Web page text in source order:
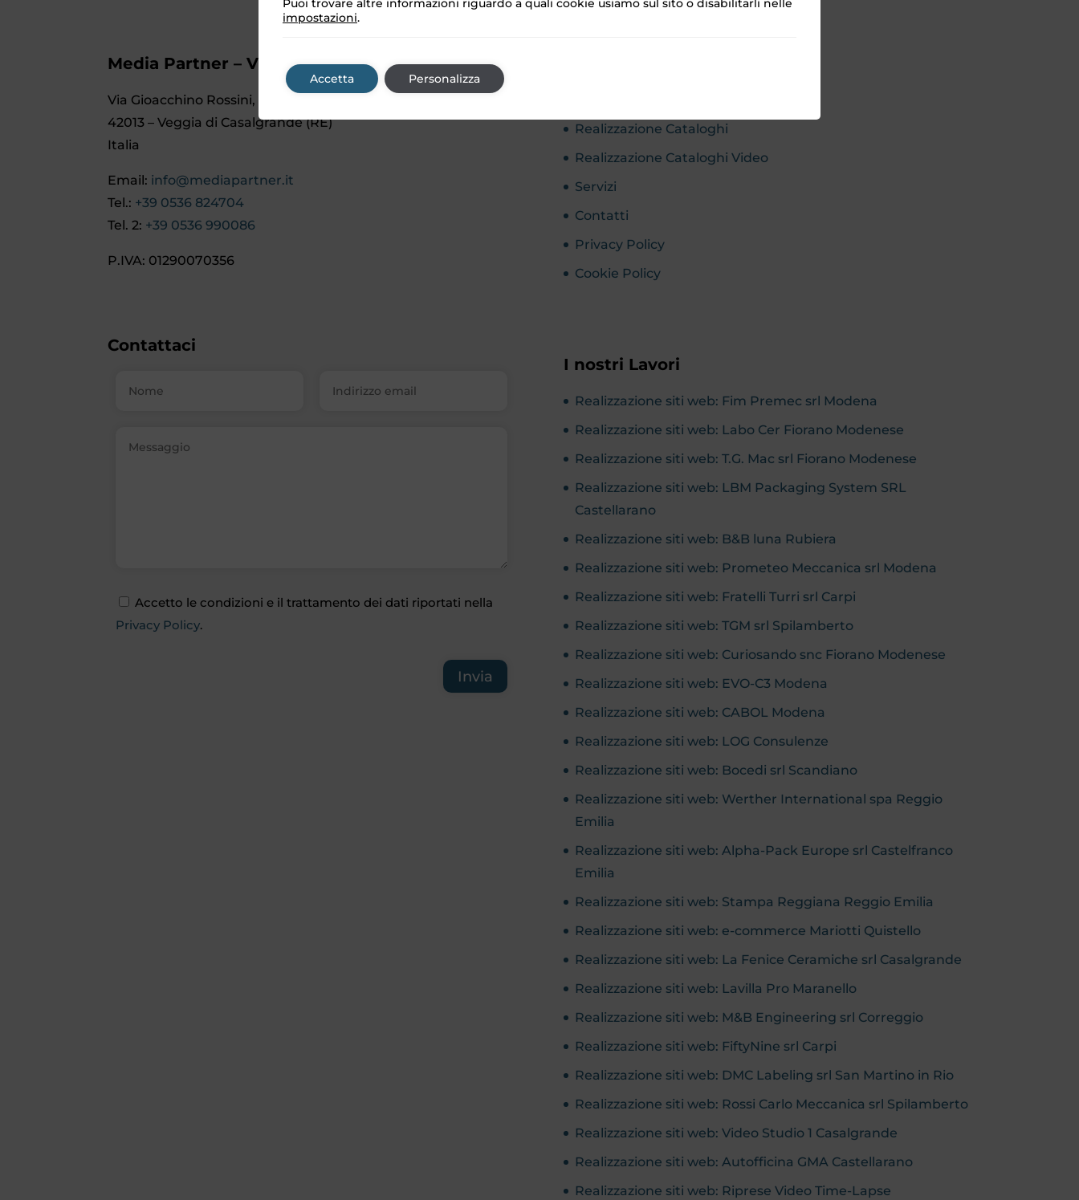
Media Partner – Video Studio 1
Via Gioacchino Rossini, 2
42013 – Veggia di Casalgrande (RE)
Italia
Email: info@mediapartner.it
Tel.: +39 0536 824704
Tel. 2: +39 0536 990086
P.IVA: 01290070356
Contattaci
Accetto le condizioni e il trattamento dei dati riportati nella
Privacy Policy.
Invia
Realizzazione Cataloghi
Realizzazione Cataloghi Video
Servizi
Contatti
Privacy Policy
Cookie Policy
I nostri Lavori
Realizzazione siti web: Fim Premec srl Modena
Realizzazione siti web: Labo Cer Fiorano Modenese
Realizzazione siti web: T.G. Mac srl Fiorano Modenese
Realizzazione siti web: LBM Packaging System SRL
Castellarano
Realizzazione siti web: B&B luna Rubiera
Realizzazione siti web: Prometeo Meccanica srl Modena
Realizzazione siti web: Fratelli Turri srl Carpi
Realizzazione siti web: TGM srl Spilamberto
Realizzazione siti web: Curiosando snc Fiorano Modenese
Realizzazione siti web: EVO-C3 Modena
Realizzazione siti web: CABOL Modena
Realizzazione siti web: LOG Consulenze
Realizzazione siti web: Bocedi srl Scandiano
Realizzazione siti web: Werther International spa Reggio
Emilia
Realizzazione siti web: Alpha-Pack Europe srl Castelfranco
Emilia
Realizzazione siti web: Stampa Reggiana Reggio Emilia
Realizzazione siti web: e-commerce Mariotti Quistello
Realizzazione siti web: La Fenice Ceramiche srl Casalgrande
Realizzazione siti web: Lavilla Pro Maranello
Realizzazione siti web: M&B Engineering srl Correggio
Realizzazione siti web: FiftyNine srl Carpi
Realizzazione siti web: DMC Labeling srl San Martino in Rio
Realizzazione siti web: Rossi Carlo Meccanica srl Spilamberto
Realizzazione siti web: Video Studio 1 Casalgrande
Realizzazione siti web: Autofficina GMA Castellarano
Realizzazione siti web: Riprese Video Time-Lapse
Puoi trovare altre informazioni riguardo a quali cookie usiamo sul sito o disabilitarli nelle
impostazioni.
Accetta Personalizza